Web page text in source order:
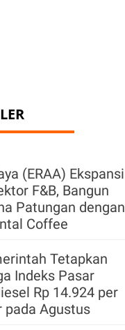
(ERAA) Ekspansi
F&B, Bangun
Patungan dengan
Coffee
Tetapkan
Indeks Pasar
Rp 14.924 per
pada Agustus